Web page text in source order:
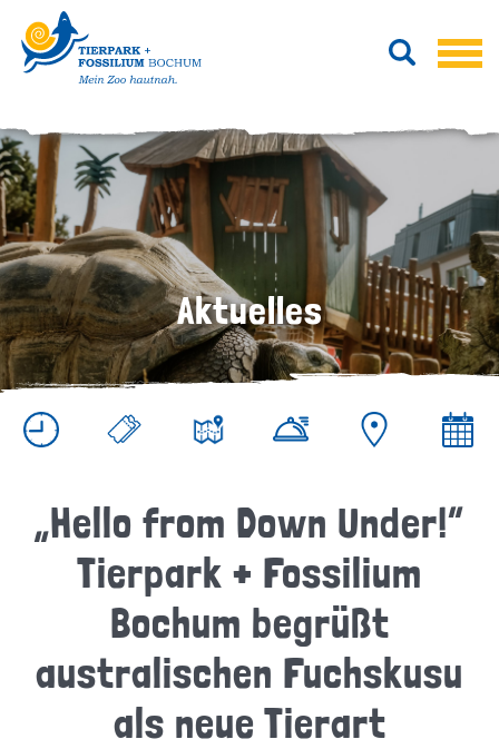
Aktuelles
„Hello from Down Under!“
Tierpark + Fossilium
Bochum begrüßt
australischen Fuchskusu
als neue Tierart